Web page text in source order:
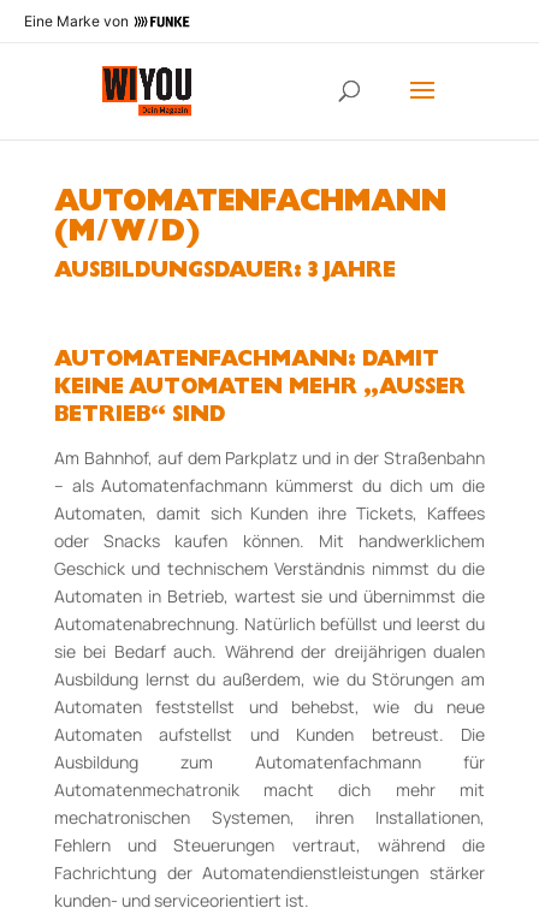
Eine Marke von
AUTOMATENFACHMANN
(M/W/D)
AUS­BILDUNGS­DAUER: 3 JAHRE
AUTOMATENFACHMANN: DAMIT
KEINE AUTOMATEN MEHR „AUSSER B
ETRIEB“ SIND
Am Bahnhof, auf dem Parkplatz und in der Straßenbahn
– als Automatenfachmann kümmerst du dich um die
Automaten, damit sich Kunden ihre Tickets, Kaffees
oder Snacks kaufen können. Mit handwerklichem
Geschick und technischem Verständnis nimmst du die
Automaten in Betrieb, wartest sie und übernimmst die
Automatenabrechnung. Natürlich befüllst und leerst du
sie bei Bedarf auch. Während der dreijährigen dualen
Ausbildung lernst du außerdem, wie du Störungen am
Automaten feststellst und behebst, wie du neue
Automaten aufstellst und Kunden betreust. Die
Ausbildung zum Automatenfachmann für
Automatenmechatronik macht dich mehr mit
mechatronischen Systemen, ihren Installationen,
Fehlern und Steuerungen vertraut, während die
Fachrichtung der Automatendienstleistungen stärker
kunden- und serviceorientiert ist.